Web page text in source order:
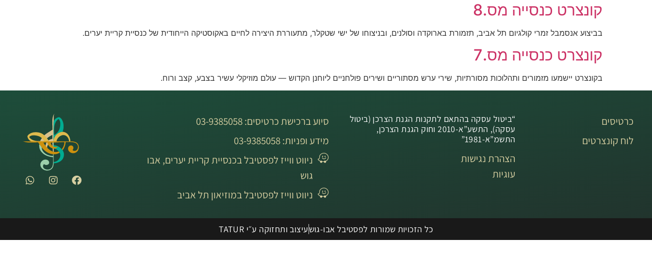
קונצרט כנסייה מס.8
בביצוע אנסמבל זמרי קולגיום תל אביב, תזמורת בארוקדה וסולנים, ובניצוחו של ישי שטקלר, מתעוררת היצירה לחיים באקוסטיקה הייחודית של כנסיית קריית יערים.
קונצרט כנסייה מס.7
בקונצרט יישמעו מזמורים ותהלוכות מסורתיות, שירי ערש מסתוריים ושירים פולחניים ליוחנן הקדוש — עולם מוזיקלי עשיר בצבע, קצב ורוח.
כרטיסים
לוח קונצרטים
“ביטול עסקה בהתאם לתקנות הגנת הצרכן (ביטול
עסקה), התשע”א-2010 וחוק הגנת הצרכן,
התשמ”א-1981”
הצהרת נגישות
עוגיות
סיוע ברכישת כרטיסים: 03-9385058
מידע ופניות: 03-9385058
ניווט ווייז לפסטיבל בכנסיית קריית יערים, אבו
גוש
ניווט ווייז לפסטיבל במוזיאון תל אביב
כל הזכויות שמורות לפסטיבל אבו-גושעיצוב ותחזוקה ע״י TATUR